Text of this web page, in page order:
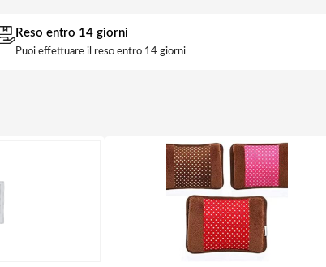
Reso entro 14 giorni
Puoi effettuare il reso entro 14 giorni